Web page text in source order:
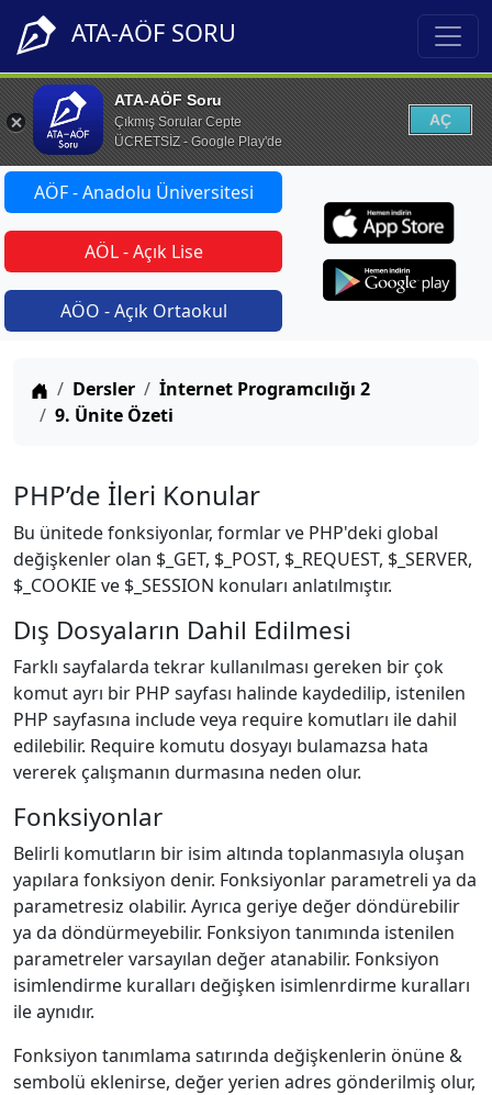
ATA-AÖF SORU
ATA-AÖF Soru
Çıkmış Sorular Cepte
ÜCRETSİZ - Google Play'de
AÇ
AÖF - Anadolu Üniversitesi
AÖL - Açık Lise
AÖO - Açık Ortaokul
Anasayfa
Dersler
İnternet Programcılığı 2
9. Ünite Özeti
PHP’de İleri Konular
Bu ünitede fonksiyonlar, formlar ve PHP'deki global
değişkenler olan $_GET, $_POST, $_REQUEST, $_SERVER,
$_COOKIE ve $_SESSION konuları anlatılmıştır.
Dış Dosyaların Dahil Edilmesi
Farklı sayfalarda tekrar kullanılması gereken bir çok
komut ayrı bir PHP sayfası halinde kaydedilip, istenilen
PHP sayfasına include veya require komutları ile dahil
edilebilir. Require komutu dosyayı bulamazsa hata
vererek çalışmanın durmasına neden olur.
Fonksiyonlar
Belirli komutların bir isim altında toplanmasıyla oluşan
yapılara fonksiyon denir. Fonksiyonlar parametreli ya da
parametresiz olabilir. Ayrıca geriye değer döndürebilir
ya da döndürmeyebilir. Fonksiyon tanımında istenilen
parametreler varsayılan değer atanabilir. Fonksiyon
isimlendirme kuralları değişken isimlenrdirme kuralları
ile aynıdır.
Fonksiyon tanımlama satırında değişkenlerin önüne &
sembolü eklenirse, değer yerien adres gönderilmiş olur,